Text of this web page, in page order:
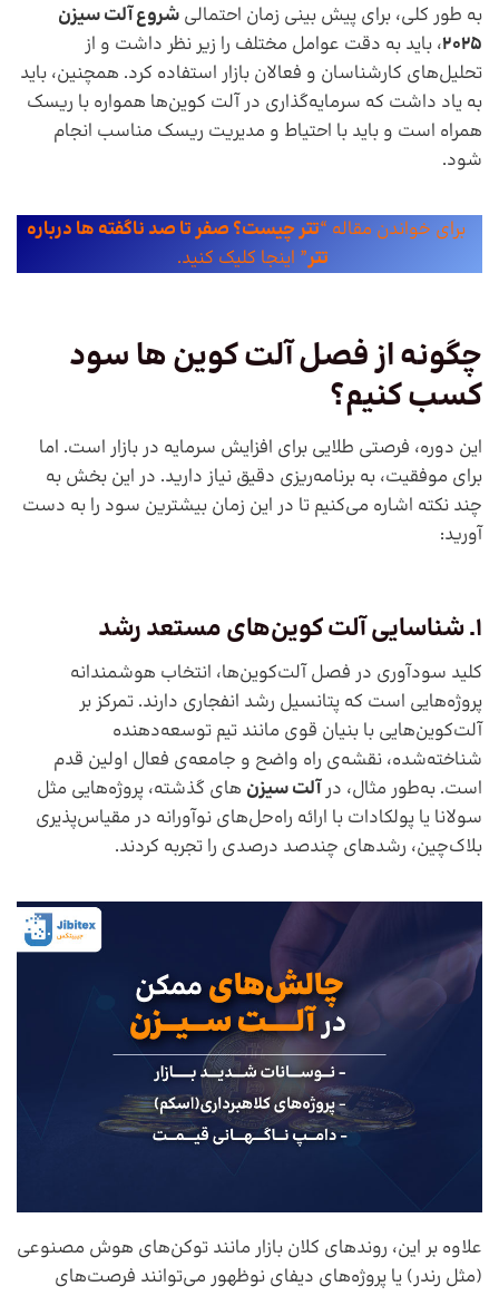
به طور کلی، برای پیش بینی زمان احتمالی شروع آلت سیزن
2025، باید به دقت عوامل مختلف را زیر نظر داشت و از
تحلیل‌های کارشناسان و فعالان بازار استفاده کرد. همچنین، باید
به یاد داشت که سرمایه‌گذاری در آلت کوین‌ها همواره با ریسک
همراه است و باید با احتیاط و مدیریت ریسک مناسب انجام
شود.
برای خواندن مقاله “تتر چیست؟ صفر تا صد ناگفته ها درباره
تتر” اینجا کلیک کنید.
چگونه از فصل آلت کوین ها سود
کسب کنیم؟
این دوره، فرصتی طلایی برای افزایش سرمایه در بازار است. اما
برای موفقیت، به برنامه‌ریزی دقیق نیاز دارید. در این بخش به
چند نکته اشاره می‌کنیم تا در این زمان بیشترین سود را به دست
آورید:
1. شناسایی آلت کوین‌های مستعد رشد
کلید سودآوری در فصل آلت‌کوین‌ها، انتخاب هوشمندانه
پروژه‌هایی است که پتانسیل رشد انفجاری دارند. تمرکز بر
آلت‌کوین‌هایی با بنیان قوی مانند تیم توسعه‌دهنده
شناخته‌شده، نقشه‌ی راه واضح و جامعه‌ی فعال اولین قدم
است. به‌طور مثال، درآلت سیزن‌ های گذشته، پروژه‌هایی مثل
سولانا یا پولکادات با ارائه راه‌حل‌های نوآورانه در مقیاس‌پذیری
بلاک‌چین، رشدهای چندصد درصدی را تجربه کردند.
علاوه بر این، روندهای کلان بازار مانند توکن‌های هوش مصنوعی
(مثل رندر) یا پروژه‌های دیفای نوظهور می‌توانند فرصت‌های